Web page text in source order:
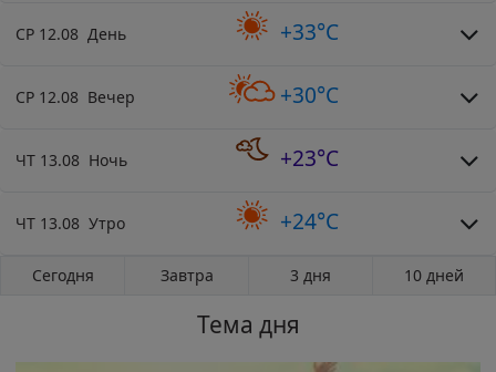
СР 12.08 День +33°C
СР 12.08 Вечер +30°C
ЧТ 13.08 Ночь +23°C
ЧТ 13.08 Утро +24°C
Сегодня Завтра 3 дня 10 дней
Тема дня